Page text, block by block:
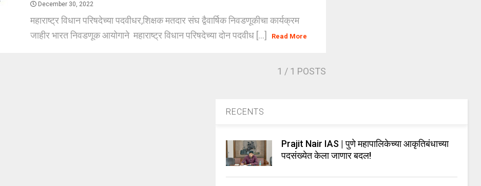
December 30, 2022
महाराष्ट्र विधान परिषदेच्या पदवीधर,शिक्षक मतदार संघ द्वैवार्षिक निवडणूकीचा कार्यक्रम
जाहीर भारत निवडणूक आयोगाने महाराष्ट्र विधान परिषदेच्या दोन पदवीध [...]
Read More
1 / 1 POSTS
RECENTS
Prajit Nair IAS | पुणे महापालिकेच्या आकृतिबंधाच्या
पदसंख्येत केला जाणार बदल!